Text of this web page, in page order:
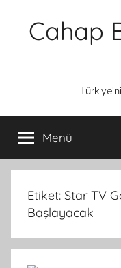
Cahap
Menü
Etiket: Star TV
Başlayacak